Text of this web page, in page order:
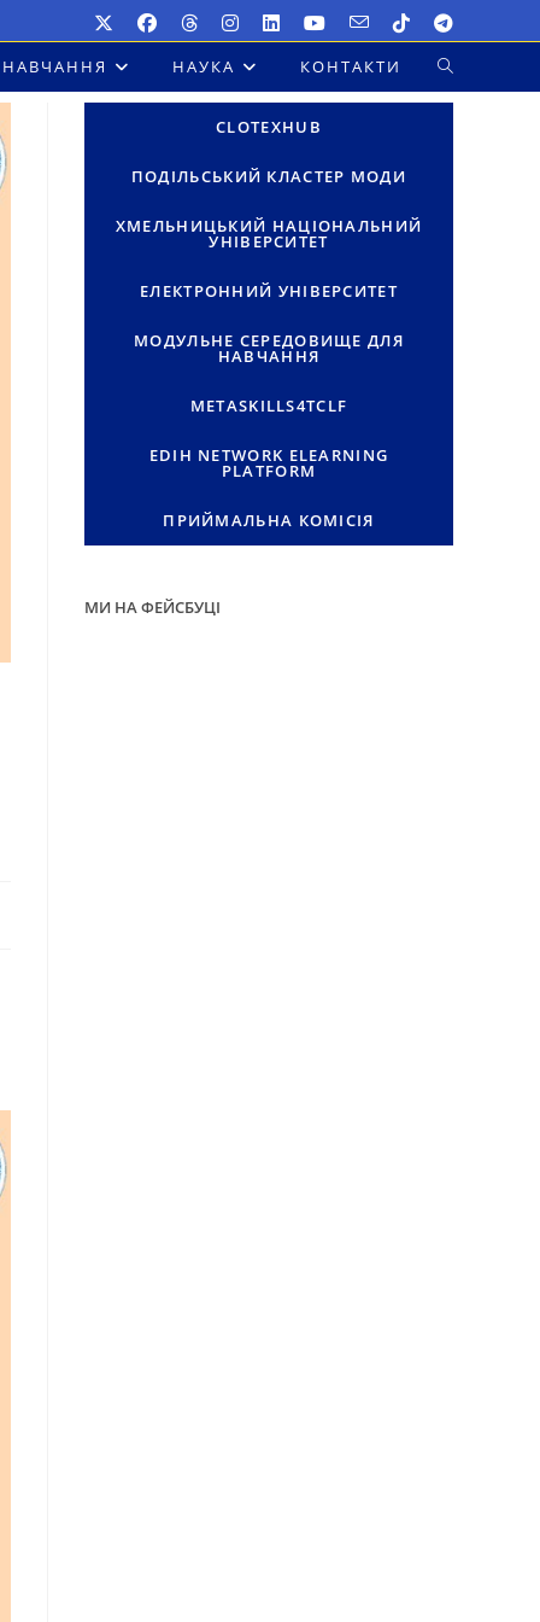
НАВЧАННЯ НАУКА КОНТАКТИ
CLOTEXHUB
ПОДІЛЬСЬКИЙ КЛАСТЕР МОДИ
ХМЕЛЬНИЦЬКИЙ НАЦІОНАЛЬНИЙ
УНІВЕРСИТЕТ
ЕЛЕКТРОННИЙ УНІВЕРСИТЕТ
МОДУЛЬНЕ СЕРЕДОВИЩЕ ДЛЯ
НАВЧАННЯ
METASKILLS4TCLF
EDIH NETWORK ELEARNING
PLATFORM
ПРИЙМАЛЬНА КОМІСІЯ
МИ НА ФЕЙСБУЦІ